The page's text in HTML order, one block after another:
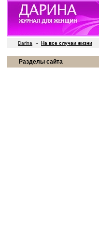
Darina » На все случаи жизни
Разделы сайта